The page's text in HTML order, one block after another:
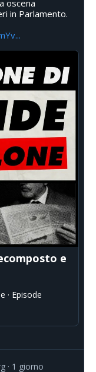
oscena
in Parlamento.
e
· Episode
1 giorno